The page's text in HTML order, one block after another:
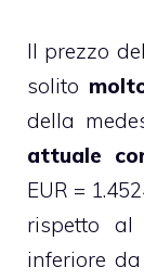
Il prezzo
solito
della
attuale
EUR =
rispetto
inferiore